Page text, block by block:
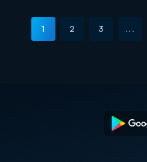
1 2 3 ...